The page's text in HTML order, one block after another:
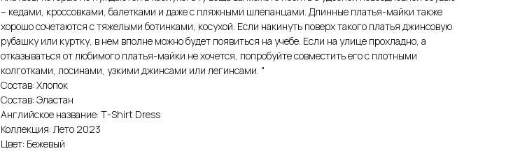
– кедами, кроссовками, балетками и даже с пляжными шлепанцами. Длинные платья-майки также
хорошо сочетаются с тяжелыми ботинками, косухой. Если накинуть поверх такого платья джинсовую
рубашку или куртку, в нем вполне можно будет появиться на учебе. Если на улице прохладно, а
отказываться от любимого платья-майки не хочется, попробуйте совместить его с плотными
колготками, лосинами, узкими джинсами или легинсами. "
Состав: Хлопок
Состав: Эластан
Английское название: T-Shirt Dress
Коллекция: Лето 2023
Цвет: Бежевый